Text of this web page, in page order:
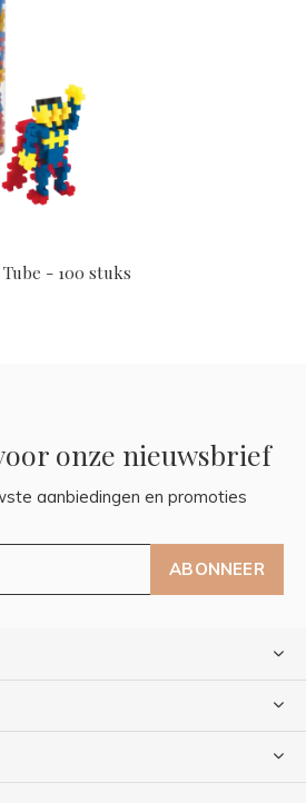
- 100 stuks
onze nieuwsbrief
aanbiedingen en promoties
ABONNEER